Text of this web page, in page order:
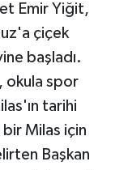
Emir Yiğit,
çiçek
başladı.
okula spor
tarihi
bir Milas için
Başkan